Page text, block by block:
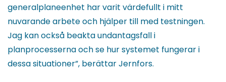
generalplaneenhet har varit värdefullt i mitt
nuvarande arbete och hjälper till med testningen.
Jag kan också beakta undantagsfall i
planprocesserna och se hur systemet fungerar i
dessa situationer”, berättar Jernfors.